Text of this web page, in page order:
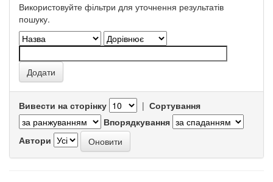
Використовуйте фільтри для уточнення результатів
пошуку.
Вивести на сторінку | Сортування
Впорядкування
Автори